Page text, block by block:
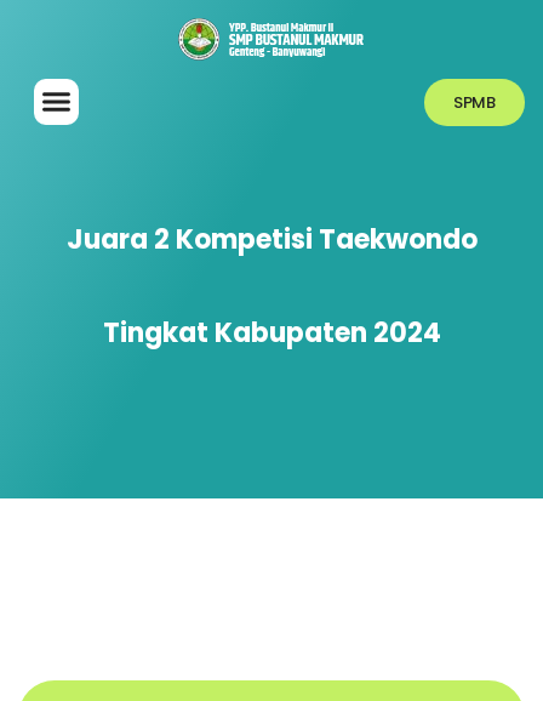
SPMB
Juara 2 Kompetisi Taekwondo
Tingkat Kabupaten 2024